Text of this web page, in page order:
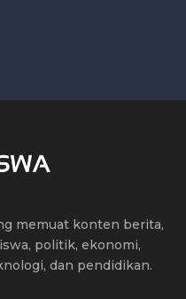
memuat konten berita,
politik, ekonomi,
dan pendidikan.